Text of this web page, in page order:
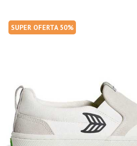
SUPER OFERTA 50%